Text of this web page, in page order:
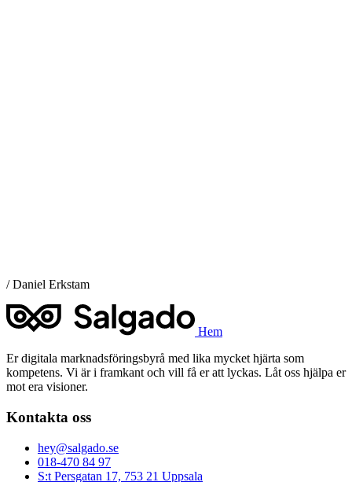
/ Daniel Erkstam
Hem
Er digitala marknadsföringsbyrå med lika mycket hjärta som
kompetens. Vi är i framkant och vill få er att lyckas. Låt oss hjälpa er
mot era visioner.
Kontakta oss
hey@salgado.se
018-470 84 97
S:t Persgatan 17, 753 21 Uppsala